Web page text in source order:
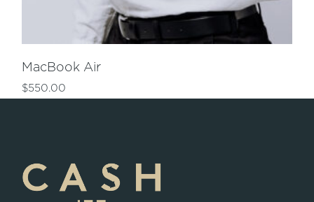
MacBook Air
$550.00